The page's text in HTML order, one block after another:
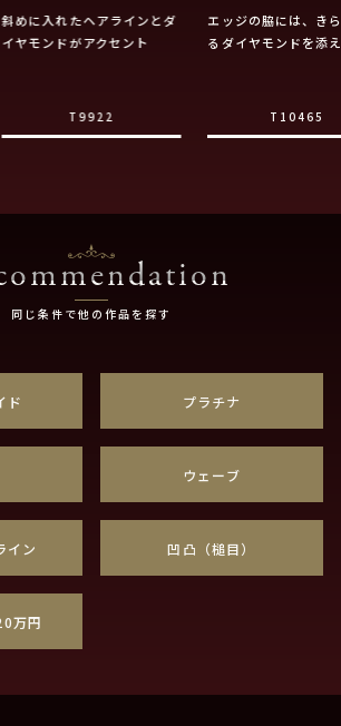
斜めに入れたヘアラインとダ
イヤモンドがアクセント
T9922
エッジの脇には、き
るダイヤモンドを添
T10465
同じ条件で他の作品を探す
ド プラチナ
ウェーブ
イン 凹凸（槌目）
万円